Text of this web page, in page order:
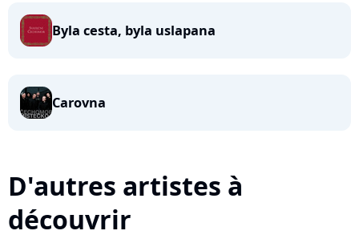
Byla cesta, byla uslapana
Carovna
D'autres artistes à
découvrir